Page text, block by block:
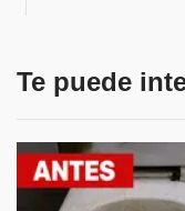
Te puede